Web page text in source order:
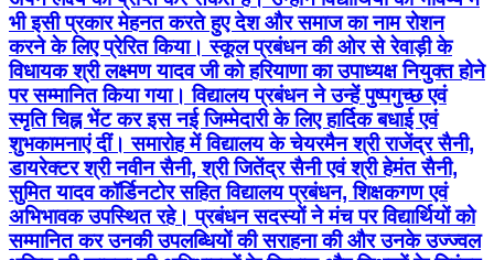
भी इसी प्रकार मेहनत करते हुए देश और समाज का नाम रोशन
करने के लिए प्रेरित किया। स्कूल प्रबंधन की ओर से रेवाड़ी के
विधायक श्री लक्ष्मण यादव जी को हरियाणा का उपाध्यक्ष नियुक्त होने
पर सम्मानित किया गया। विद्यालय प्रबंधन ने उन्हें पुष्पगुच्छ एवं
स्मृति चिह्न भेंट कर इस नई जिम्मेदारी के लिए हार्दिक बधाई एवं
शुभकामनाएं दीं। समारोह में विद्यालय के चेयरमैन श्री राजेंद्र सैनी,
डायरेक्टर श्री नवीन सैनी, श्री जितेंद्र सैनी एवं श्री हेमंत सैनी,
सुमित यादव कॉर्डिनटोर सहित विद्यालय प्रबंधन, शिक्षकगण एवं
अभिभावक उपस्थित रहे। प्रबंधन सदस्यों ने मंच पर विद्यार्थियों को
सम्मानित कर उनकी उपलब्धियों की सराहना की और उनके उज्ज्वल